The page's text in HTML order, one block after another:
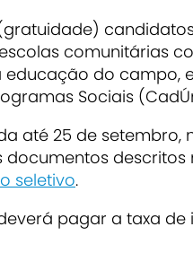
comunitárias
do campo,
Sociais
até 25 de setembro,
documentos descritos
seletivo.
pagar a taxa de